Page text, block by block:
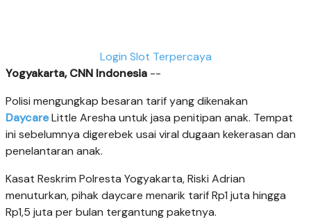
Login Slot Terpercaya
Yogyakarta, CNN Indonesia --
Polisi mengungkap besaran tarif yang dikenakan
DaycareLittle Aresha untuk jasa penitipan anak. Tempat
ini sebelumnya digerebek usai viral dugaan kekerasan dan
penelantaran anak.
Kasat Reskrim Polresta Yogyakarta, Riski Adrian
menuturkan, pihak daycare menarik tarif Rp1 juta hingga
Rp1,5 juta per bulan tergantung paketnya.